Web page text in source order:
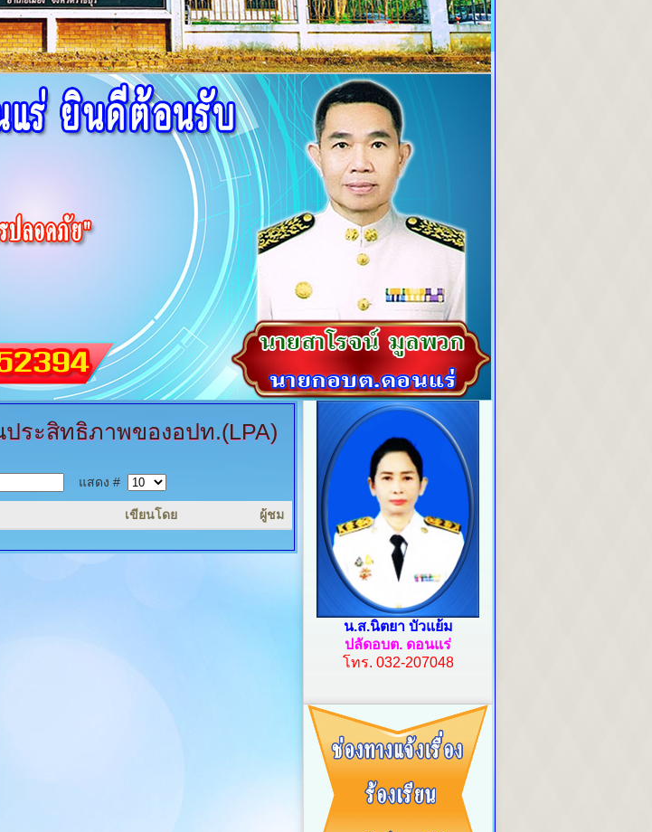
ประสิทธิภาพของอปท.(LPA)
แสดง #
เขียนโดย ผู้ชม
น.ส.นิตยา บัวแย้ม
ปลัดอบต. ดอนแร่
โทร. 032-207048